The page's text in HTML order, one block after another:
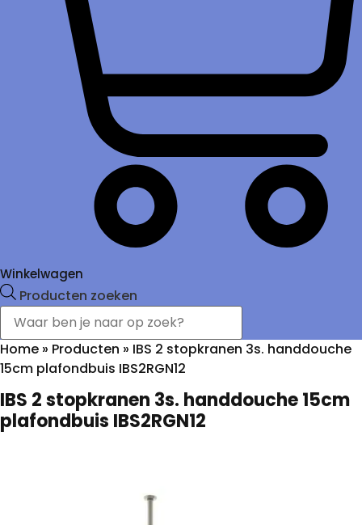
Winkelwagen
Producten zoeken
Home » Producten » IBS 2 stopkranen 3s. handdouche
15cm plafondbuis IBS2RGN12
IBS 2 stopkranen 3s. handdouche 15cm
plafondbuis IBS2RGN12